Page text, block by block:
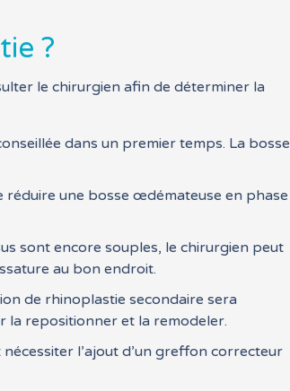
?
le chirurgien afin de déterminer la
dans un premier temps. La bosse
une bosse œdémateuse en phase
sont encore souples, le chirurgien peut
au bon endroit.
de rhinoplastie secondaire sera
la repositionner et la remodeler.
l’ajout d’un greffon correcteur